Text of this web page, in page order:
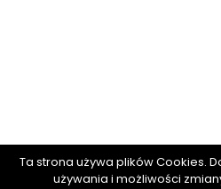
Ta strona używa plików Cookies.
używania i możliwości